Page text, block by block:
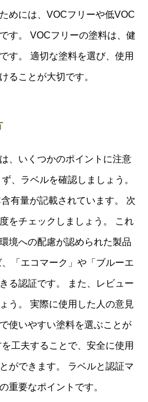
めには、VOCフリーや低VOC
す。 VOCフリーの塗料は、健
す。 適切な塗料を選び、使用
ることが大切です。
、いくつかのポイントに注意
、ラベルを確認しましょう。
有量が記載されています。 次
をチェックしましょう。 これ
境への配慮が認められた製品
「エコマーク」や「ブルーエ
る認証です。 また、レビュー
う。 実際に使用した人の意見
使いやすい塗料を選ぶことが
工夫することで、安全に使用
ができます。 ラベルと認証マ
重要なポイントです。